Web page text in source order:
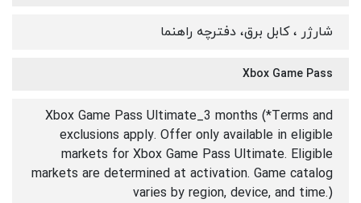
شارژر ، کابل برق، دفترچه راهنما
Xbox Game Pass
Xbox Game Pass Ultimate_3 months (*Terms and
exclusions apply. Offer only available in eligible
markets for Xbox Game Pass Ultimate. Eligible
markets are determined at activation. Game catalog
varies by region, device, and time.)